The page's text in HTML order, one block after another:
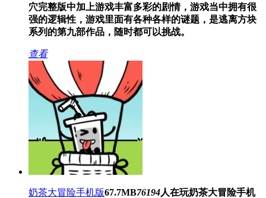
穴完整版中加上游戏丰富多彩的剧情，游戏当中拥有很
强的逻辑性，游戏里面有各种各样的谜题，是逃离方块
系列的第九部作品，随时都可以挑战。
查看
奶茶大冒险手机版67.7MB76194人在玩奶茶大冒险手机